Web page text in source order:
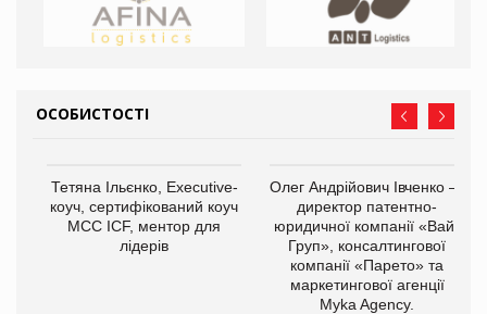
ОСОБИСТОСТІ
Тетяна Ільєнко, Executive-
коуч, сертифікований коуч
МСС ICF, ментор для
лідерів
Олег Андрійович Івченко —
директор патентно-
юридичної компанії «Вайз
Груп», консалтингової
компанії «Парето» та
маркетингової агенції
Myka Agency.